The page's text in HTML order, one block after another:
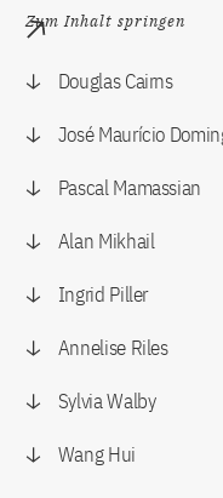
Zum Inhalt springen
Douglas Cairns
José Maurício
Pascal Mamassian
Alan Mikhail
Ingrid Piller
Annelise Riles
Sylvia Walby
Wang Hui